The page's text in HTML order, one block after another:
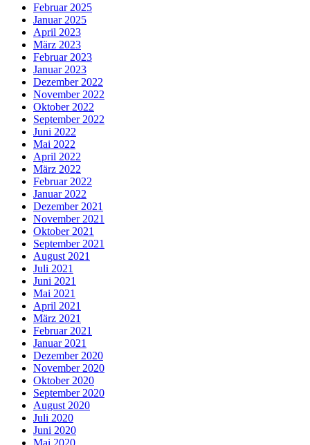
Februar 2025
Januar 2025
April 2023
März 2023
Februar 2023
Januar 2023
Dezember 2022
November 2022
Oktober 2022
September 2022
Juni 2022
Mai 2022
April 2022
März 2022
Februar 2022
Januar 2022
Dezember 2021
November 2021
Oktober 2021
September 2021
August 2021
Juli 2021
Juni 2021
Mai 2021
April 2021
März 2021
Februar 2021
Januar 2021
Dezember 2020
November 2020
Oktober 2020
September 2020
August 2020
Juli 2020
Juni 2020
Mai 2020